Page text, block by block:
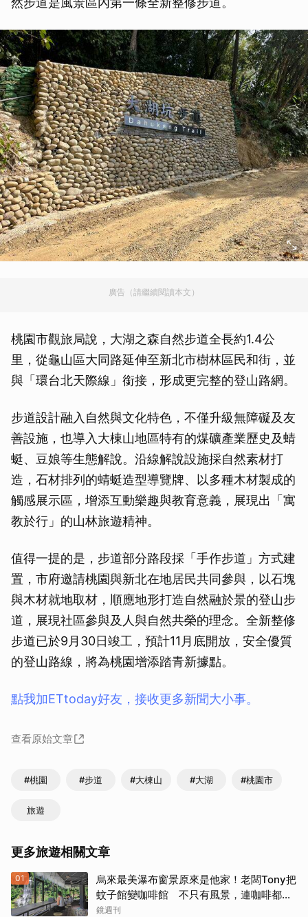
廣告（請繼續閱讀本文）
桃園市觀旅局說，大湖之森自然步道全長約1.4公
里，從龜山區大同路延伸至新北市樹林區民和街，並
與「環台北天際線」銜接，形成更完整的登山路網。
步道設計融入自然與文化特色，不僅升級無障礙及友
善設施，也導入大棟山地區特有的煤礦產業歷史及蜻
蜓、豆娘等生態解說。沿線解說設施採自然素材打
造，石材排列的蜻蜓造型導覽牌、以多種木材製成的
觸感展示區，增添互動樂趣與教育意義，展現出「寓
教於行」的山林旅遊精神。
值得一提的是，步道部分路段採「手作步道」方式建
置，市府邀請桃園與新北在地居民共同參與，以石塊
與木材就地取材，順應地形打造自然融於景的登山步
道，展現社區參與及人與自然共榮的理念。全新整修
步道已於9月30日竣工，預計11月底開放，安全優質
的登山路線，將為桃園增添踏青新據點。
點我加ETtoday好友，接收更多新聞大小事。
查看原始文章
#桃園 #步道 #大棟山 #大湖 #桃園市
旅遊
更多旅遊相關文章
01
烏來最美瀑布窗景原來是他家！老闆Tony把
蚊子館變咖啡館 不只有風景，連咖啡都好
喝到讓人想再來
鏡週刊